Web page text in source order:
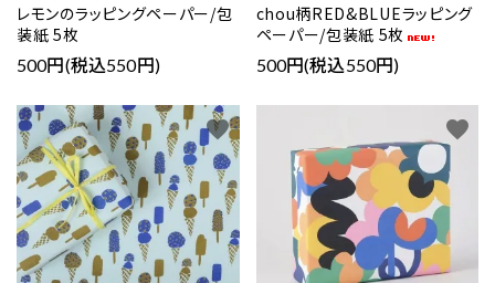
レモンのラッピングペーパー/包
装紙 5枚
500円(税込550円)
chou柄RED&BLUEラッピング
ペーパー/包装紙 5枚
500円(税込550円)
favorite favorite